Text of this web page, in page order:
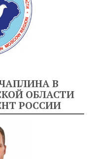
В
ОБЛАСТИ
РОССИИ